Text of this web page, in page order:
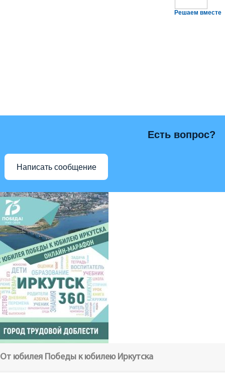
Решаем вместе
Есть вопрос?
Написать сообщение
От юбилея Победы к юбилею Иркутска